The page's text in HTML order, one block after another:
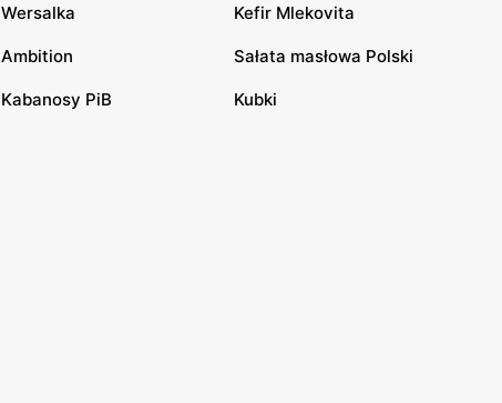
Wersalka Kefir Mlekovita
Ambition Sałata masłowa Polski
Kabanosy PiB Kubki